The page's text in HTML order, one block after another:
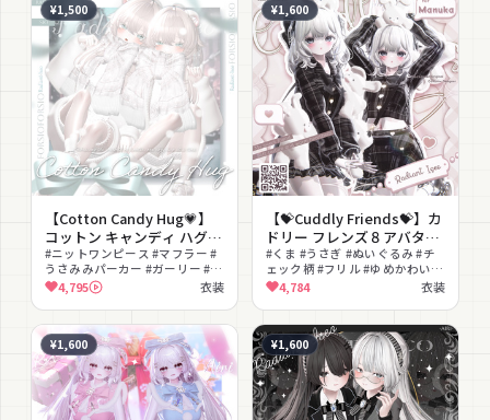
¥1,500
【Cotton Candy Hug💗】
コットン キャンディ ハグ８
アバター対応Radiant-iseo
#ニットワンピース #マフラー #
うさみみパーカー #ガーリー #ゆ
めかわいい #ふわふわ #冬服
#MA対応 #lilToon対応 #リボン
4,795 衣装
¥1,600
【💝Cuddly Friends💝】カ
ドリー フレンズ８アバター
対応Radiant-iseo
#くま #うさぎ #ぬいぐるみ #チ
ェック柄 #フリル #ゆめかわいい
#ガーリー #ポシェット #セット
アップ #リボン
4,784 衣装
¥1,600 ¥1,600